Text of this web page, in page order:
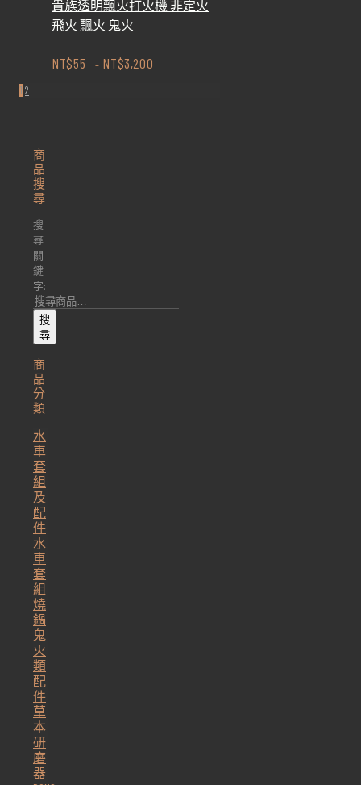
貴族透明飄火打火機 非定火
飛火 飄火 鬼火
NT$55 – NT$3,200
1 2
商
品
搜
尋
搜
尋
關
鍵
字:
搜
尋
商
品
分
類
水
車
套
組
及
配
件
水
車
套
組
燒
鍋
鬼
火
類
配
件
草
本
研
磨
器